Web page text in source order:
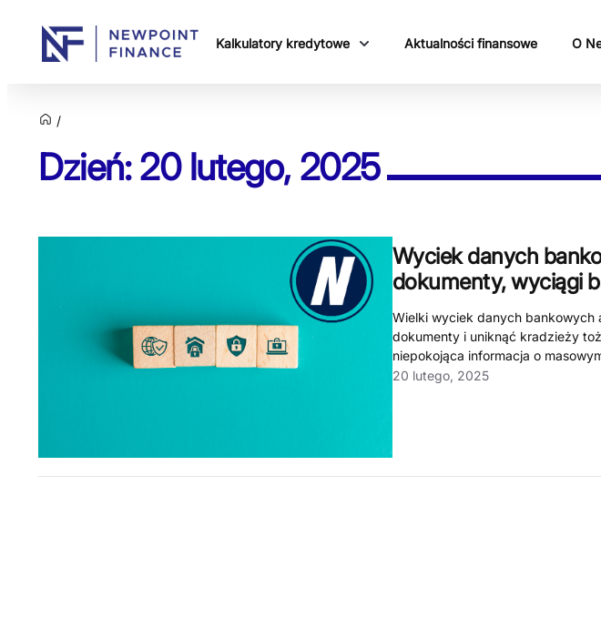
Kalkulatory kredytowe Aktualności finansowe O
Dzień: 20 lutego, 2025
Wyciek danych
dokumenty, wyciągi
Wielki wyciek danych bankowych
dokumenty i uniknąć kradzieży
niepokojąca informacja o
20 lutego, 2025